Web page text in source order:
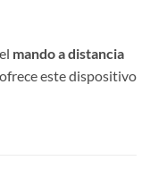
mando a distancia
este dispositivo